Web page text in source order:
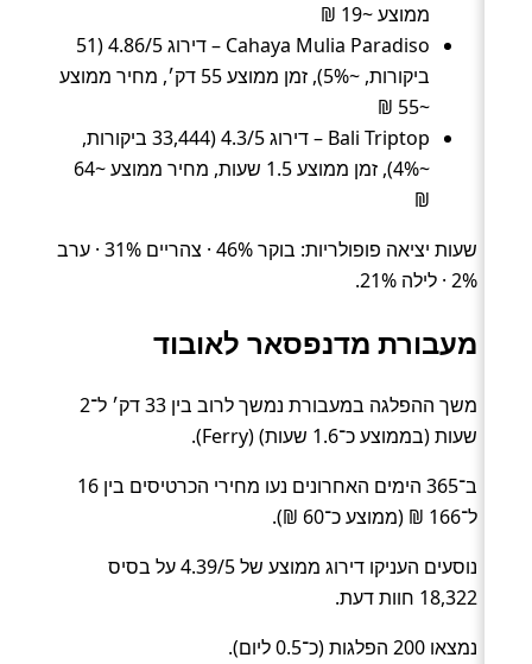
ממוצע ~19 ₪
Cahaya Mulia Paradiso – דירוג 4.86/5 (51
ביקורות, ~5%), זמן ממוצע 55 דק׳, מחיר ממוצע
~55 ₪
Bali Triptop – דירוג 4.3/5 (33,444 ביקורות,
~4%), זמן ממוצע 1.5 שעות, מחיר ממוצע ~64
₪
שעות יציאה פופולריות: בוקר 46% · צהריים 31% · ערב
2% · לילה 21%.
מעבורת מדנפסאר לאובוד
משך ההפלגה במעבורת נמשך לרוב בין 33 דק׳ ל־2
שעות (בממוצע כ־1.6 שעות) (Ferry).
ב־365 הימים האחרונים נעו מחירי הכרטיסים בין 16
ל־166 ₪ (ממוצע כ־60 ₪).
נוסעים העניקו דירוג ממוצע של 4.39/5 על בסיס
18,322 חוות דעת.
נמצאו 200 הפלגות (כ־0.5 ליום).